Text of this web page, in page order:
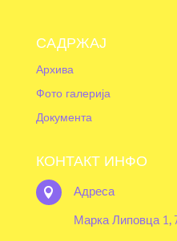
САДРЖАЈ
Архива
Фото галерија
Документа
КОНТАКТ ИНФО
 Адреса
Марка Липовца 1,